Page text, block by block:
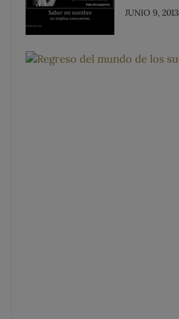
POSTED
JUNIO 9, 2013